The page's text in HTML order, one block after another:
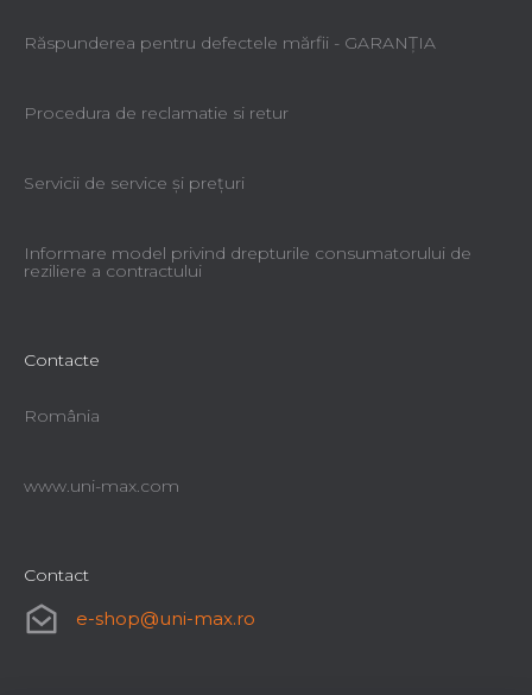
Răspunderea pentru defectele mărfii - GARANŢIA
Procedura de reclamatie si retur
Servicii de service şi preţuri
Informare model privind drepturile consumatorului de
reziliere a contractului
Contacte
România
www.uni-max.com
Contact
e-shop@uni-max.ro